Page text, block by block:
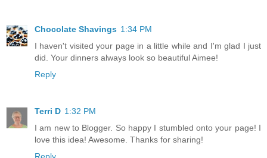
Chocolate Shavings 1:34 PM
I haven't visited your page in a little while and I'm glad I just
did. Your dinners always look so beautiful Aimee!
Reply
Terri D 1:32 PM
I am new to Blogger. So happy I stumbled onto your page! I
love this idea! Awesome. Thanks for sharing!
Reply